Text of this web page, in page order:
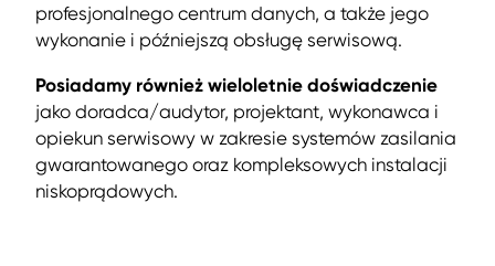
profesjonalnego centrum danych, a także jego
wykonanie i późniejszą obsługę serwisową.
Posiadamy również wieloletnie doświadczenie
jako doradca/audytor, projektant, wykonawca i
opiekun serwisowy w zakresie systemów zasilania
gwarantowanego oraz kompleksowych instalacji
niskoprądowych.